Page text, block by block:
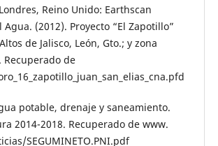
Reino Unido: Earthscan
(2012). Proyecto “El Zapotillo”
de Jalisco, León, Gto.; y zona
de
potable, drenaje y saneamiento.
2014-2018. Recuperado de www.
SEGUMINETO.PNI.pdf